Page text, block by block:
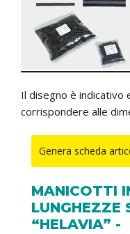
Il disegno è
corrispondere alle
Genera scheda
MANICOTTI
LUNGHEZZE
“HELAVIA” -